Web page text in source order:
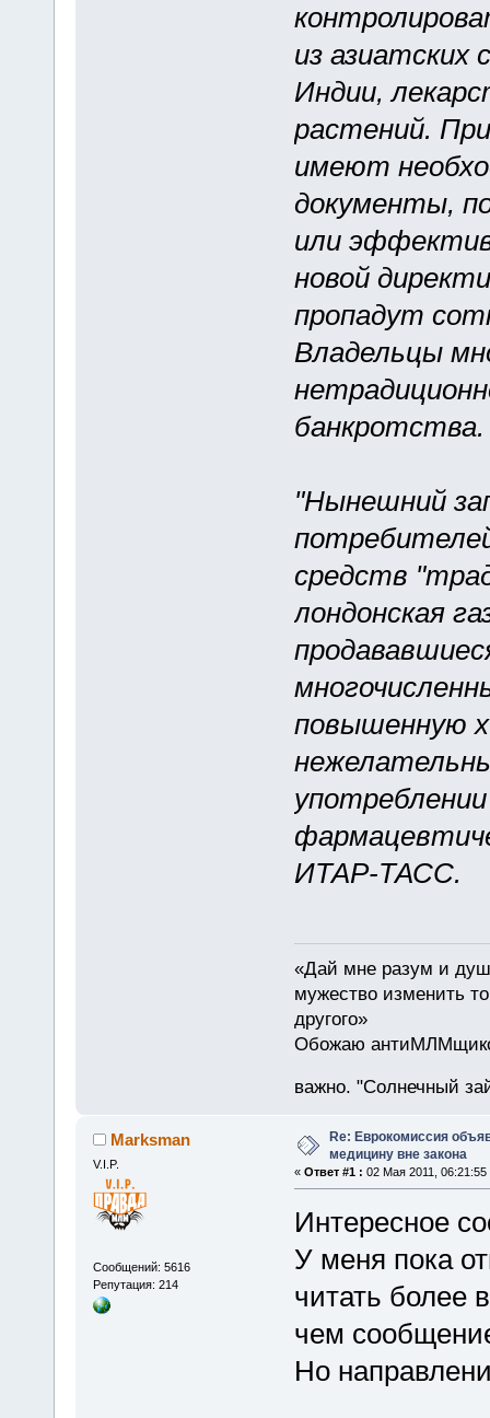
из азиатских
Индии,
растений.
имеют
документы,
или
новой
пропадут
Владельцы
банкротства.
"Нынешний
средств
лондонская
повышенную
ИТАР-ТАСС.
«Дай мне разум и
мужество изменить
другого»
Обожаю
важно. "Солнечный
Marksman
V.I.P.
Сообщений: 5616
Репутация: 214
Re: Еврокомиссия
медицину вне закона
« Ответ #1 : 02 Мая 2011, 06:21:55
Интересное
У меня пока
читать более
чем
Но